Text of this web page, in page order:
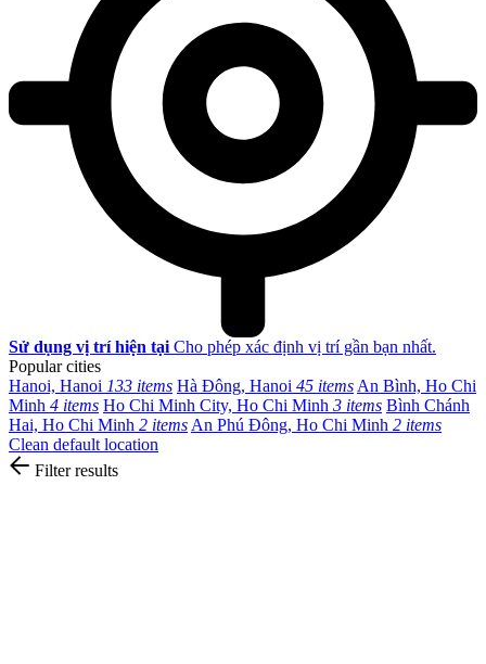
Sử dụng vị trí hiện tại Cho phép xác định vị trí gần bạn nhất.
Popular cities
Hanoi, Hanoi 133 items Hà Đông, Hanoi 45 items An Bình, Ho Chi
Minh 4 items Ho Chi Minh City, Ho Chi Minh 3 items Bình Chánh
Hai, Ho Chi Minh 2 items An Phú Đông, Ho Chi Minh 2 items
Clean default location
Filter results